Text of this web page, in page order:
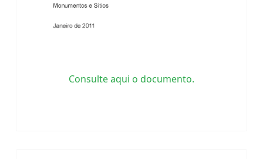
Consulte aqui o documento.